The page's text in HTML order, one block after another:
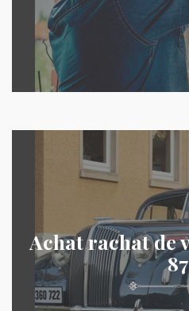
Achat rachat de
87